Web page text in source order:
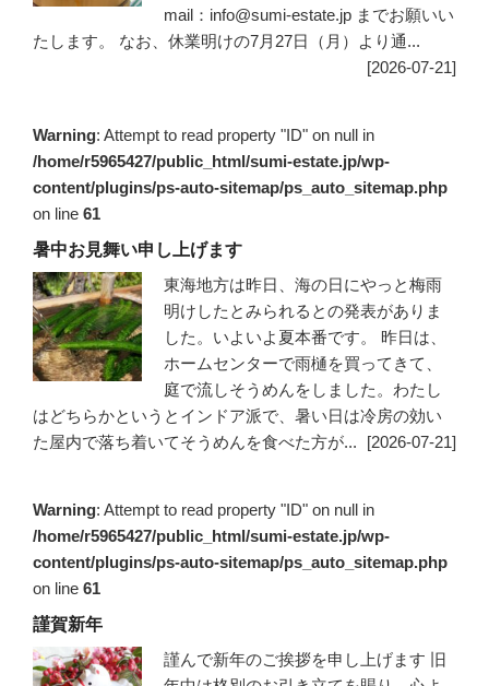
mail：info@sumi-estate.jp までお願いい
たします。 なお、休業明けの7月27日（月）より通...
[2026-07-21]
Warning: Attempt to read property "ID" on null in
/home/r5965427/public_html/sumi-estate.jp/wp-
content/plugins/ps-auto-sitemap/ps_auto_sitemap.php
on line 61
暑中お見舞い申し上げます
東海地方は昨日、海の日にやっと梅雨
明けしたとみられるとの発表がありま
した。いよいよ夏本番です。 昨日は、
ホームセンターで雨樋を買ってきて、
庭で流しそうめんをしました。わたし
はどちらかというとインドア派で、暑い日は冷房の効い
た屋内で落ち着いてそうめんを食べた方が...
[2026-07-21]
Warning: Attempt to read property "ID" on null in
/home/r5965427/public_html/sumi-estate.jp/wp-
content/plugins/ps-auto-sitemap/ps_auto_sitemap.php
on line 61
謹賀新年
謹んで新年のご挨拶を申し上げます 旧